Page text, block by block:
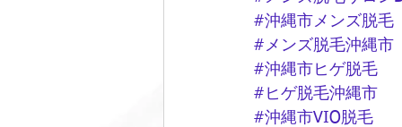
#沖縄市メンズ脱毛
#メンズ脱毛沖縄市
#沖縄市ヒゲ脱毛
#ヒゲ脱毛沖縄市
#沖縄市VIO脱毛